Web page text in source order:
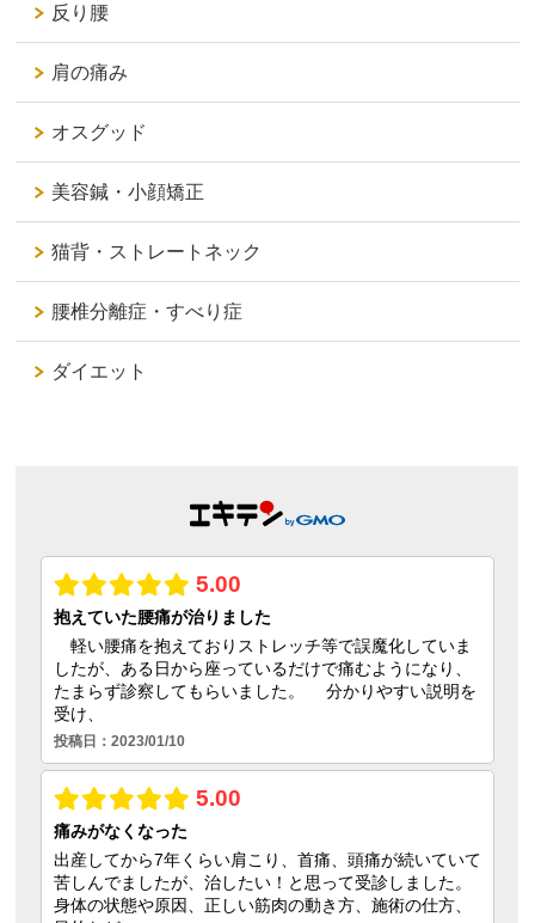
反り腰
肩の痛み
オスグッド
美容鍼・小顔矯正
猫背・ストレートネック
腰椎分離症・すべり症
ダイエット